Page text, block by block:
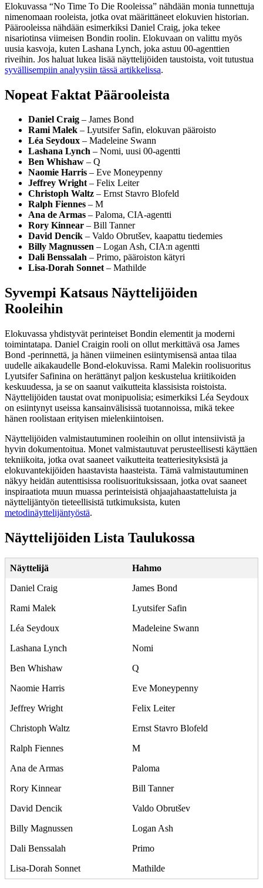
Elokuvassa “No Time To Die Rooleissa” nähdään monia tunnettuja
nimenomaan rooleista, jotka ovat määrittäneet elokuvien historian.
Päärooleissa nähdään esimerkiksi Daniel Craig, joka tekee
nisariotinsa viimeisen Bondin roolin. Elokuvaan on valittu myös
uusia kasvoja, kuten Lashana Lynch, joka astuu 00-agenttien
riveihin. Jos haluat lukea lisää näyttelijöiden taustoista, voit tutustua
syvällisempiin analyysiin tässä artikkelissa.
Nopeat Faktat Päärooleista
Daniel Craig – James Bond
Rami Malek – Lyutsifer Safin, elokuvan pääroisto
Léa Seydoux – Madeleine Swann
Lashana Lynch – Nomi, uusi 00-agentti
Ben Whishaw – Q
Naomie Harris – Eve Moneypenny
Jeffrey Wright– Felix Leiter
Christoph Waltz – Ernst Stavro Blofeld
Ralph Fiennes – M
Ana de Armas – Paloma, CIA-agentti
Rory Kinnear – Bill Tanner
David Dencik – Valdo Obrutšev, kaapattu tiedemies
Billy Magnussen – Logan Ash, CIA:n agentti
Dali Benssalah – Primo, pääroiston kätyri
Lisa-Dorah Sonnet– Mathilde
Syvempi Katsaus Näyttelijöiden
Rooleihin
Elokuvassa yhdistyvät perinteiset Bondin elementit ja moderni
toimintatapa. Daniel Craigin rooli on ollut merkittävä osa James
Bond -perinnettä, ja hänen viimeinen esiintymisensä antaa tilaa
uudelle aikakaudelle Bond-elokuvissa. Rami Malekin roolisuoritus
Lyutsifer Safinina on herättänyt paljon keskustelua kriitikoiden
keskuudessa, ja se on saanut vaikutteita klassisista roistoista.
Näyttelijöiden taustat ovat monipuolisia; esimerkiksi Léa Seydoux
on esiintynyt useissa kansainvälisissä tuotannoissa, mikä tekee
hänen roolistaan erityisen mielenkiintoisen.
Näyttelijöiden valmistautuminen rooleihin on ollut intensiivistä ja
hyvin dokumentoitua. Monet valmistautuvat perusteellisesti käyttäen
tekniikoita, jotka ovat saaneet vaikutteita teatteriesityksistä ja
elokuvantekijöiden haastavista haasteista. Tämä valmistautuminen
näkyy heidän autenttisissa roolisuorituksissaan, jotka ovat saaneet
inspiraatiota muun muassa perinteisistä ohjaajahaastatteluista ja
näyttelijäntyön tieteellisistä tutkimuksista, kuten
metodinäyttelijäntyöstä.
Näyttelijöiden Lista Taulukossa
Näyttelijä
Hahmo
Daniel Craig
James Bond
Rami Malek
Lyutsifer Safin
Léa Seydoux
Madeleine Swann
Lashana Lynch
Nomi
Ben Whishaw
Q
Naomie Harris
Eve Moneypenny
Jeffrey Wright
Felix Leiter
Christoph Waltz
Ernst Stavro Blofeld
Ralph Fiennes
M
Ana de Armas
Paloma
Rory Kinnear
Bill Tanner
David Dencik
Valdo Obrutšev
Billy Magnussen
Logan Ash
Dali Benssalah
Primo
Lisa-Dorah Sonnet
Mathilde